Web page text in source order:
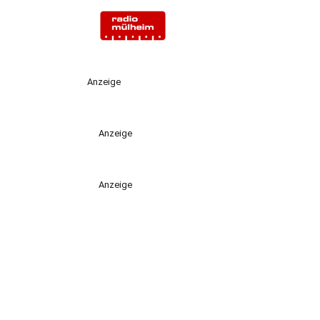
Anzeige
Anzeige
Anzeige